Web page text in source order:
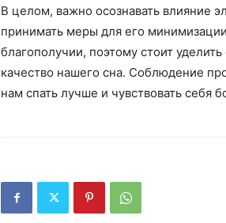
В целом, важно осознавать влияние
принимать меры для его
благополучии, поэтому стоит
качество нашего сна. Соблюдение
нам спать лучше и чувствовать себя